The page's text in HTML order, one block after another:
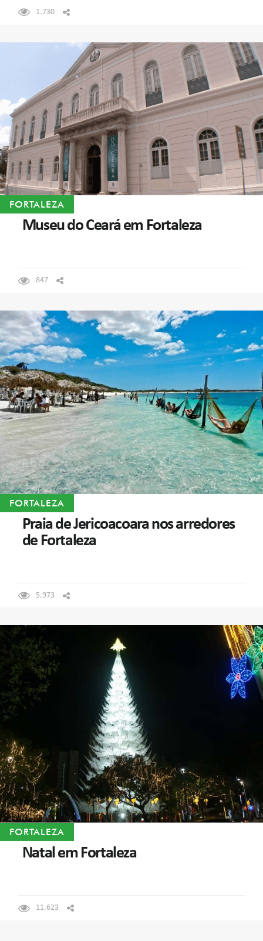
1.730
FORTALEZA
Museu do Ceará em Fortaleza
847
FORTALEZA
Praia de Jericoacoara nos arredores
de Fortaleza
5.973
FORTALEZA
Natal em Fortaleza
11.623